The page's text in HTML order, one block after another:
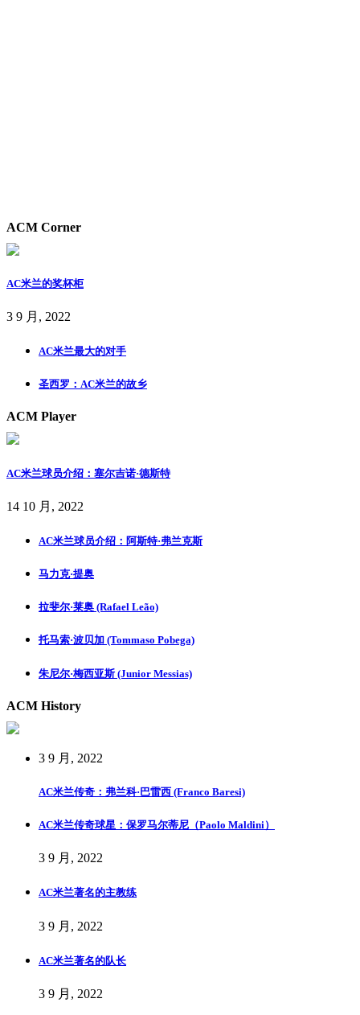
ACM Corner
AC米兰的奖杯柜
3 9 月, 2022
AC米兰最大的对手
圣西罗：AC米兰的故乡
ACM Player
AC米兰球员介绍：塞尔吉诺·德斯特
14 10 月, 2022
AC米兰球员介绍：阿斯特·弗兰克斯
马力克·提奥
拉斐尔·莱奥 (Rafael Leão)
托马索·波贝加 (Tommaso Pobega)
朱尼尔·梅西亚斯 (Junior Messias)
ACM History
3 9 月, 2022
AC米兰传奇：弗兰科·巴雷西 (Franco Baresi)
AC米兰传奇球星：保罗马尔蒂尼（Paolo Maldini）
3 9 月, 2022
AC米兰著名的主教练
3 9 月, 2022
AC米兰著名的队长
3 9 月, 2022